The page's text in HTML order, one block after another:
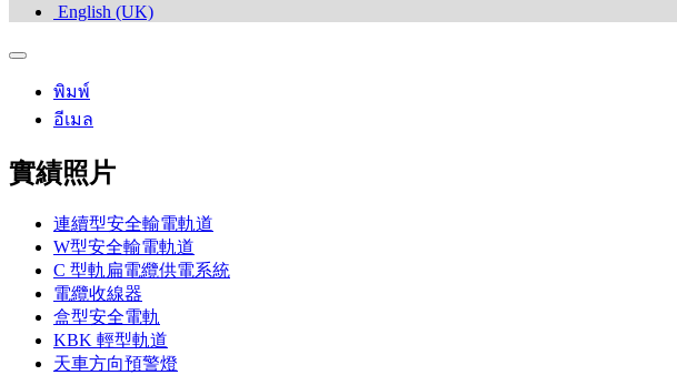
English (UK)
พิมพ์
อีเมล
實績照片
連續型安全輸電軌道
W型安全輸電軌道
C 型軌扁電纜供電系統
電纜收線器
盒型安全電軌
KBK 輕型軌道
天車方向預警燈